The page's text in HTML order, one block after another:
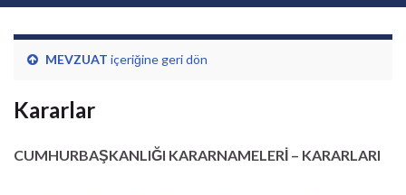
MEVZUAT içeriğine geri dön
Kararlar
CUMHURBAŞKANLIĞI KARARNAMELERİ – KARARLARI